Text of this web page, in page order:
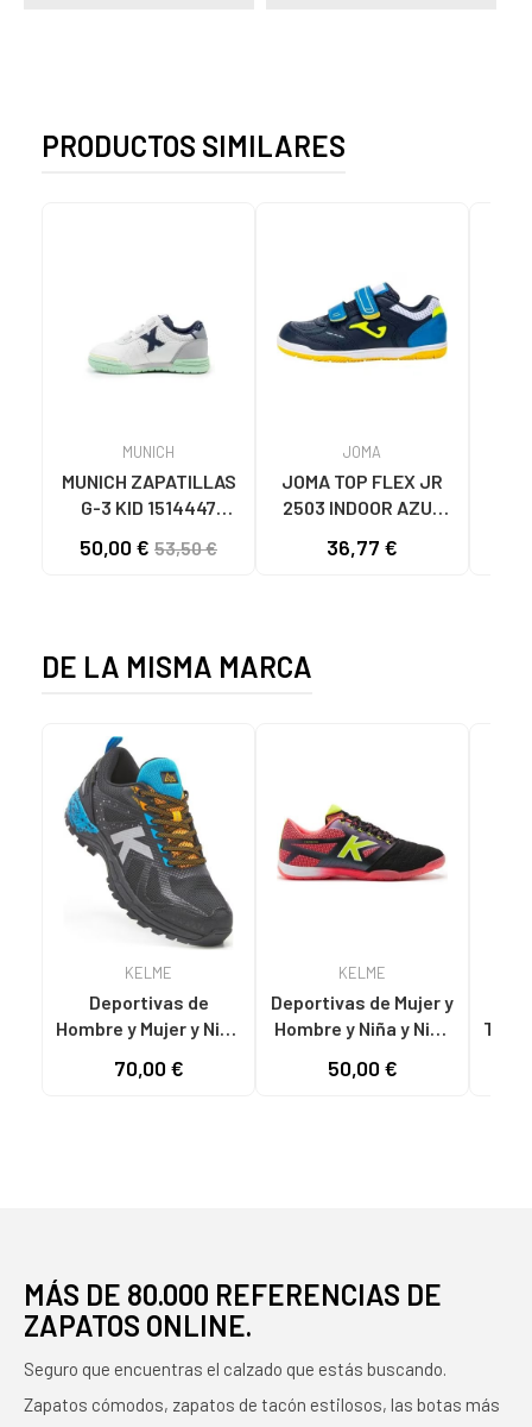
PRODUCTOS SIMILARES
MUNICH
MUNICH ZAPATILLAS
G-3 KID 1514447
50,00 € 53,50 €
JOMA
JOMA TOP FLEX JR
2503 INDOOR AZUL
TPJW2503INV
36,77 €
DE LA MISMA MARCA
KELME
Deportivas de
Hombre y Mujer y Niña
TRAVEL 46970-720
70,00 €
KELME
Deportivas de Mujer y
Hombre y Niña y Niño
FUTBOL SALA
50,00 €
MÁS DE 80.000 REFERENCIAS DE
ZAPATOS ONLINE.
Seguro que encuentras el calzado que estás buscando.
Zapatos cómodos, zapatos de tacón estilosos, las botas más